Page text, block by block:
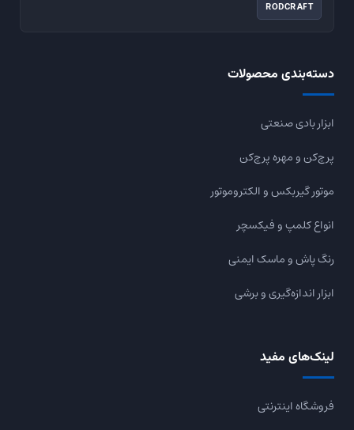
RODCRAFT
دسته‌بندی محصولات
ابزار بادی صنعتی
پرچ‌کن و مهره پرچ‌کن
موتور گیربکس و الکتروموتور
انواع کلمپ و فیکسچر
رنگ پاش و ماسک ایمنی
ابزار اندازه‌گیری و برشی
لینک‌های مفید
فروشگاه اینترنتی